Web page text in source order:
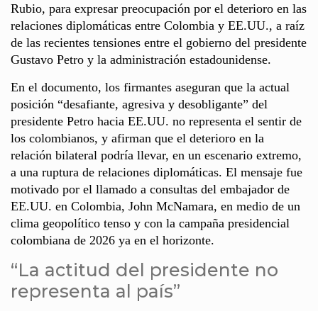
Rubio, para expresar preocupación por el deterioro en las
relaciones diplomáticas entre Colombia y EE.UU., a raíz
de las recientes tensiones entre el gobierno del presidente
Gustavo Petro y la administración estadounidense.
En el documento, los firmantes aseguran que la actual
posición “desafiante, agresiva y desobligante” del
presidente Petro hacia EE.UU. no representa el sentir de
los colombianos, y afirman que el deterioro en la
relación bilateral podría llevar, en un escenario extremo,
a una ruptura de relaciones diplomáticas. El mensaje fue
motivado por el llamado a consultas del embajador de
EE.UU. en Colombia, John McNamara, en medio de un
clima geopolítico tenso y con la campaña presidencial
colombiana de 2026 ya en el horizonte.
“La actitud del presidente no
representa al país”